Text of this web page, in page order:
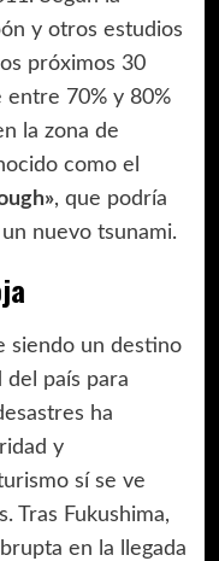
y otros estudios
próximos 30
entre 70% y 80%
la zona de
como el
, que podría
nuevo tsunami.
siendo un destino
del país para
ha
y
sí se ve
Tras Fukushima,
en la llegada